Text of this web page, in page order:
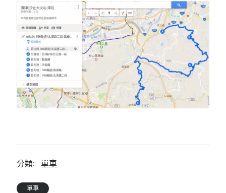
分類
android
github
mindmap
rclone
區塊鏈
品質管理系統
王道
閑聊
分類: 單車
單車